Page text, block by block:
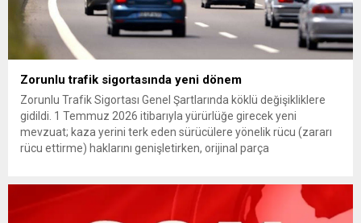
Zorunlu trafik sigortasında yeni dönem
Zorunlu Trafik Sigortası Genel Şartlarında köklü değişikliklere
gidildi. 1 Temmuz 2026 itibarıyla yürürlüğe girecek yeni
mevzuat; kaza yerini terk eden sürücülere yönelik rücu (zararı
rücu ettirme) haklarını genişletirken, orijinal parça
getiriyor. Hazine Müsteşarlığına bağlı ilgili kurumlarca...